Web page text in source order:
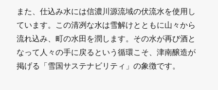
また、仕込み水には信濃川源流域の伏流水を使用し
ています。この清冽な水は雪解けとともに山々から
流れ込み、町の水田を潤します。その水が再び酒と
なって人々の手に戻るという循環こそ、津南醸造が
掲げる「雪国サステナビリティ」の象徴です。